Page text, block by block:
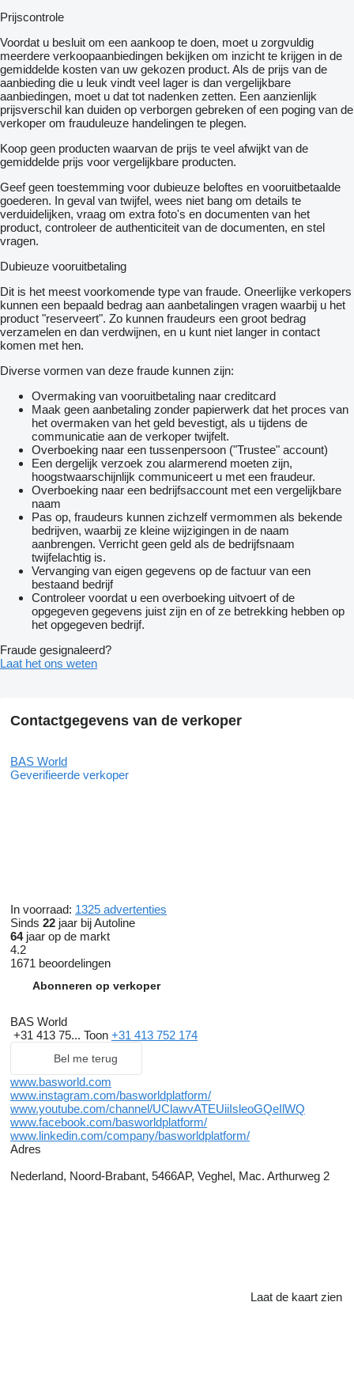
Prijscontrole
Voordat u besluit om een ​​aankoop te doen, moet u zorgvuldig
meerdere verkoopaanbiedingen bekijken om inzicht te krijgen in de
gemiddelde kosten van uw gekozen product. Als de prijs van de
aanbieding die u leuk vindt veel lager is dan vergelijkbare
aanbiedingen, moet u dat tot nadenken zetten. Een aanzienlijk
prijsverschil kan duiden op verborgen gebreken of een poging van de
verkoper om frauduleuze handelingen te plegen.
Koop geen producten waarvan de prijs te veel afwijkt van de
gemiddelde prijs voor vergelijkbare producten.
Geef geen toestemming voor dubieuze beloftes en vooruitbetaalde
goederen. In geval van twijfel, wees niet bang om details te
verduidelijken, vraag om extra foto's en documenten van het
product, controleer de authenticiteit van de documenten, en stel
vragen.
Dubieuze vooruitbetaling
Dit is het meest voorkomende type van fraude. Oneerlijke verkopers
kunnen een bepaald bedrag aan aanbetalingen vragen waarbij u het
product "reserveert". Zo kunnen fraudeurs een groot bedrag
verzamelen en dan verdwijnen, en u kunt niet langer in contact
komen met hen.
Diverse vormen van deze fraude kunnen zijn:
Overmaking van vooruitbetaling naar creditcard
Maak geen aanbetaling zonder papierwerk dat het proces van
het overmaken van het geld bevestigt, als u tijdens de
communicatie aan de verkoper twijfelt.
Overboeking naar een tussenpersoon ("Trustee" account)
Een dergelijk verzoek zou alarmerend moeten zijn,
hoogstwaarschijnlijk communiceert u met een fraudeur.
Overboeking naar een bedrijfsaccount met een vergelijkbare
naam
Pas op, fraudeurs kunnen zichzelf vermommen als bekende
bedrijven, waarbij ze kleine wijzigingen in de naam
aanbrengen. Verricht geen geld als de bedrijfsnaam
twijfelachtig is.
Vervanging van eigen gegevens op de factuur van een
bestaand bedrijf
Controleer voordat u een overboeking uitvoert of de
opgegeven gegevens juist zijn en of ze betrekking hebben op
het opgegeven bedrijf.
Fraude gesignaleerd?
Laat het ons weten
Contactgegevens van de verkoper
BAS World
Geverifieerde verkoper
In voorraad: 1325 advertenties
Sinds 22 jaar bij Autoline
64jaar op de markt
4.2
1671 beoordelingen
Abonneren op verkoper
BAS World
+31 413 75... Toon +31 413 752 174
Bel me terug
www.basworld.com
www.instagram.com/basworldplatform/
www.youtube.com/channel/UClawvATEUiiIsleoGQeIlWQ
www.facebook.com/basworldplatform/
www.linkedin.com/company/basworldplatform/
Adres
Nederland, Noord-Brabant, 5466AP, Veghel, Mac. Arthurweg 2
Laat de kaart zien